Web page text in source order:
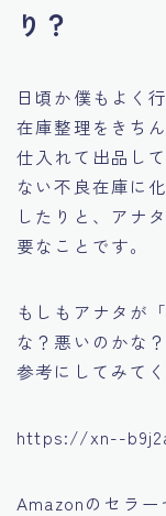
り？
日頃か僕もよく
在庫整理をきち
仕入れて出品し
ない不良在庫に
したりと、アナ
要なことです。
もしもアナタが
な？悪いのかな？
参考にしてみて
https://xn--
Amazonのセラ